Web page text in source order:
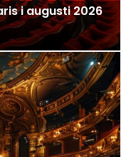
i augusti 2026